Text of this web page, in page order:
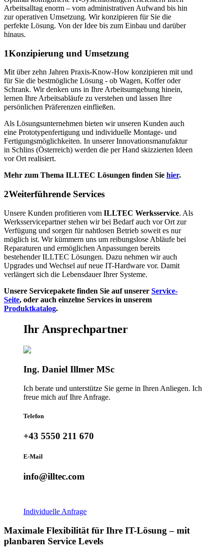
Arbeitsalltag enorm – vom administrativen Aufwand bis hin
zur operativen Umsetzung. Wir konzipieren für Sie die
perfekte Lösung. Von der Idee bis zum Einbau und darüber
hinaus.
1Konzipierung und Umsetzung
Mit über zehn Jahren Praxis-Know-How konzipieren mit und
für Sie die bestmögliche Lösung - ob Wagen, Koffer oder
Schrank. Wir denken uns in Ihre Arbeitsumgebung hinein,
lernen Ihre Arbeitsabläufe zu verstehen und lassen Ihre
persönlichen Präferenzen einfließen.
Als Lösungsunternehmen bieten wir unseren Kunden auch
eine Prototypenfertigung und individuelle Montage- und
Fertigungsmöglichkeiten. In unserer Innovationsmanufaktur
in Schlins (Österreich) werden die per Hand skizzierten Ideen
vor Ort realisiert.
Mehr zum Thema ILLTEC Lösungen finden Sie hier.
2Weiterführende Services
Unsere Kunden profitieren vom ILLTEC Werksservice. Als
Werksservicepartner stehen wir bei Bedarf auch vor Ort zur
Verfügung und sorgen für nahtlosen Betrieb soweit es nur
möglich ist. Wir kümmern uns um reibungslose Abläufe bei
Reparaturen und ermöglichen Anpassungen bereits
bestehender ILLTEC Lösungen. Dazu nehmen wir auch
Upgrades und Wechsel auf neue IT-Hardware vor. Damit
verlängert sich die LebensdauerIhrer Systeme.
Unsere Servicepakete finden Sie auf unserer Service-
Seite, oder auch einzelne Services in unserem
Produktkatalog.
Ihr Ansprechpartner
Ing. Daniel Illmer MSc
Ich berate und unterstütze Sie gerne in Ihren Anliegen. Ich
freue mich auf Ihre Anfrage.
Telefon
+43 5550 211 670
E-Mail
info@illtec.com
Individuelle Anfrage
Maximale Flexibilität für Ihre IT-Lösung – mit
planbaren Service Levels